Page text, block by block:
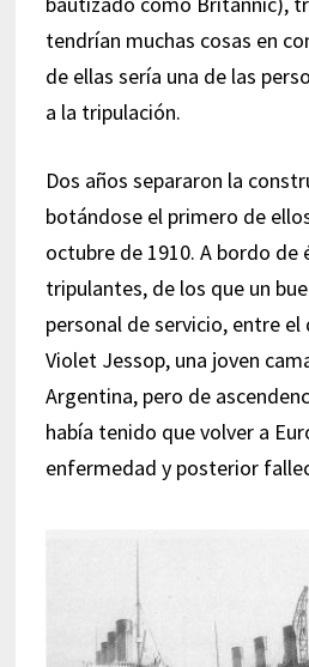
tendrían muchas cosas en
de ellas sería una de las
a la tripulación.
Dos años separaron la
botándose el primero de
octubre de 1910. A bordo de
tripulantes, de los que un
personal de servicio, entre el
Violet Jessop, una joven
Argentina, pero de
había tenido que volver a
enfermedad y posterior